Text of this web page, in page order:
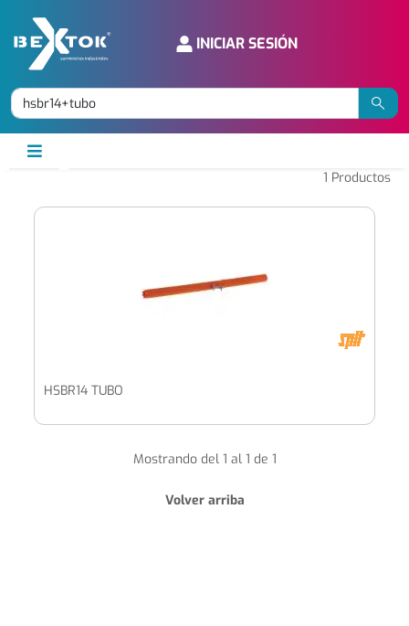
INICIAR SESIÓN
1 Productos
HSBR14 TUBO
Mostrando del 1 al 1 de 1
Volver arriba